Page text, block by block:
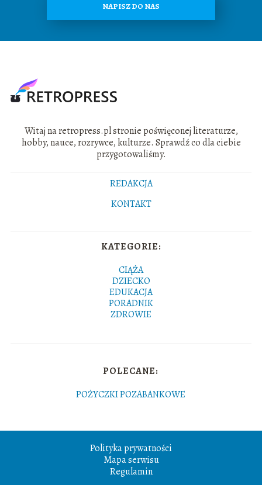
NAPISZ DO NAS
Witaj na retropress.pl stronie poświęconej literaturze,
hobby, nauce, rozrywce, kulturze. Sprawdź co dla ciebie
przygotowaliśmy.
REDAKCJA
KONTAKT
KATEGORIE:
CIĄŻA
DZIECKO
EDUKACJA
PORADNIK
ZDROWIE
POLECANE:
POŻYCZKI POZABANKOWE
Polityka prywatności
Mapa serwisu
Regulamin